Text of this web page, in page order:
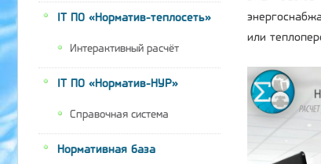
IT ПО «Норматив-теплосеть»
Интерактивный расчёт
IT ПО «Норматив-НУР»
Справочная система
Нормативная база
или